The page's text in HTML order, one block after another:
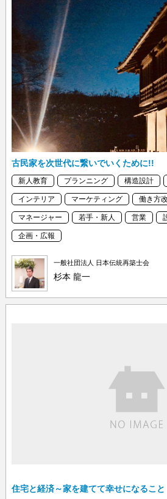
古民家を次世代に繋いでいくために!!
新人教育 プランニング 構造設計
インテリア マーケティング 働き方
マネージャー 若手・新人 営業
企画・広報
一般社団法人 日本伝統再築士会
杉本 龍一
住宅と経済～家を建てて幸せになること